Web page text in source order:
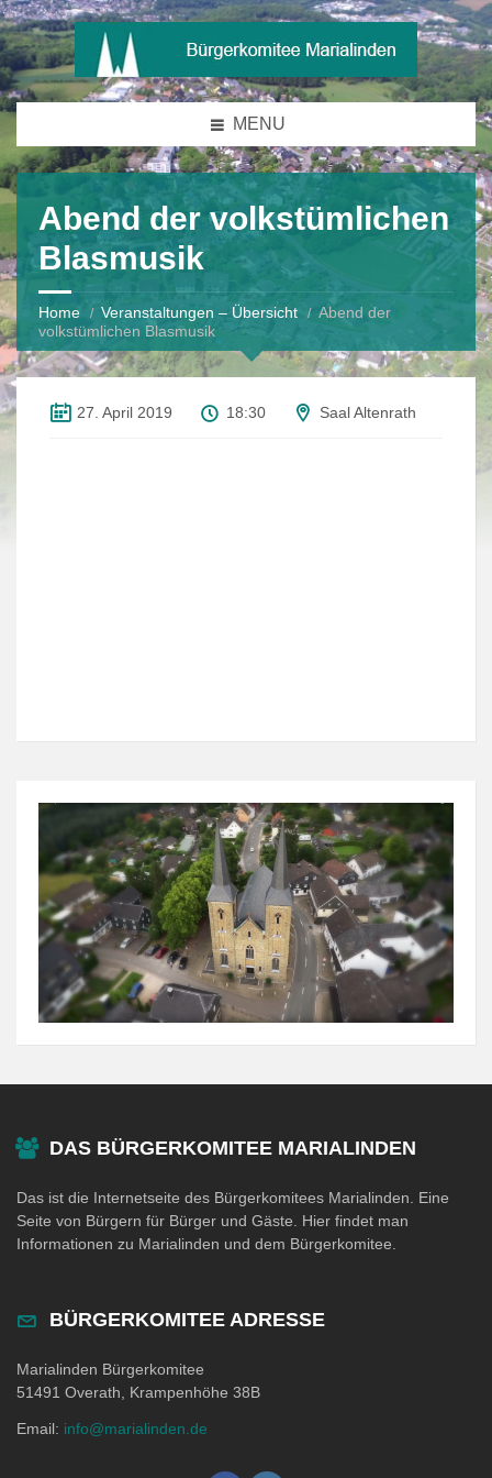
MENU
Abend der volkstümlichen
Blasmusik
Home Veranstaltungen – Übersicht
Abend der
volkstümlichen Blasmusik
27. April 2019 18:30 Saal Altenrath
DAS BÜRGERKOMITEE MARIALINDEN
Das ist die Internetseite des Bürgerkomitees Marialinden. Eine
Seite von Bürgern für Bürger und Gäste. Hier findet man
Informationen zu Marialinden und dem Bürgerkomitee.
BÜRGERKOMITEE ADRESSE
Marialinden Bürgerkomitee
51491 Overath, Krampenhöhe 38B
Email: info@marialinden.de